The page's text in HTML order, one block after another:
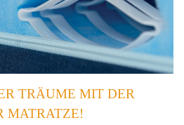
TRÄUME MIT DER
MATRATZE!